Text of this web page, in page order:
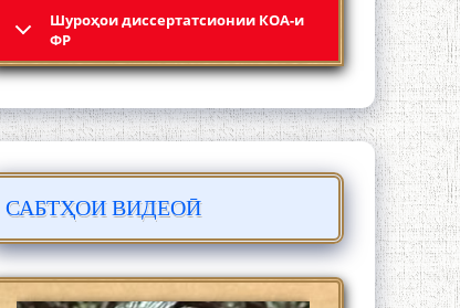
Шyроҳои диссертатсионии КОА-и
ФР
САБТҲОИ ВИДЕОӢ
4-уми декабр- зодрӯзи шоири
абадзинда Абулқосим Лоҳутӣ
АБУЛҚОСИМ ЛОҲУТӢ / ABULQOSIM
LOHUTY/